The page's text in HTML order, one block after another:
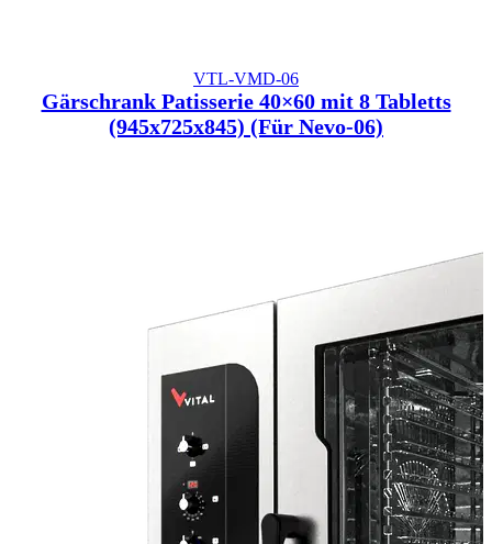
VTL-VMD-06
Gärschrank Patisserie 40×60 mit 8 Tabletts
(945x725x845) (Für Nevo-06)